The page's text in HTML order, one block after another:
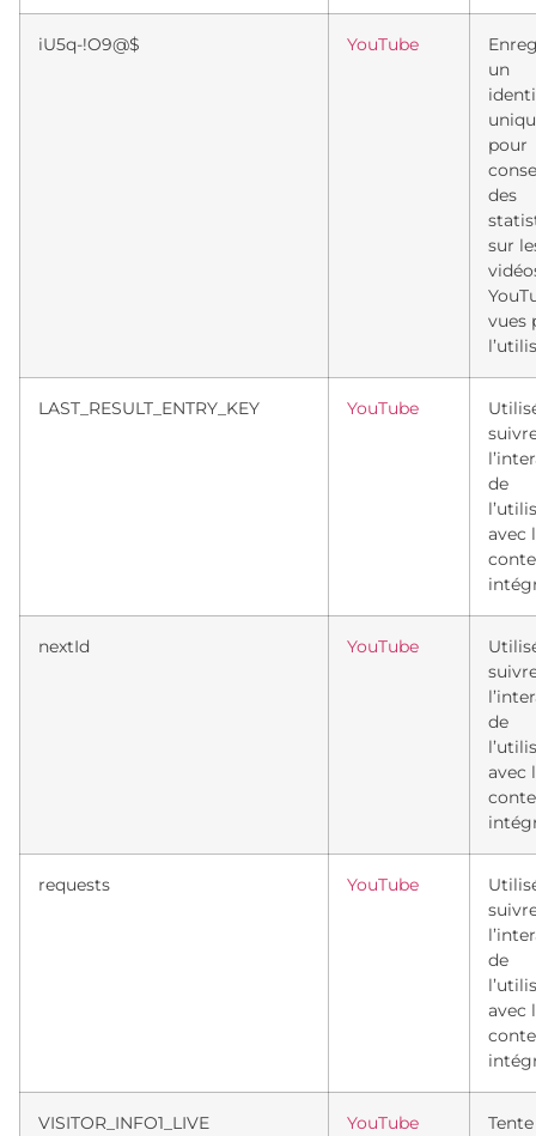
iU5q-!O9@$ YouTube
un
pour
des
sur
vues
LAST_RESULT_ENTRY_KEY YouTube
de
avec
nextId YouTube
de
avec
requests YouTube
de
avec
VISITOR_INFO1_LIVE YouTube
Tente